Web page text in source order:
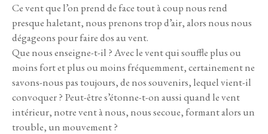
Ce vent que l’on prend de face tout à coup nous rend
presque haletant, nous prenons trop d’air, alors nous nous
dégageons pour faire dos au vent.
Que nous enseigne-t-il ? Avec le vent qui souffle plus ou
moins fort et plus ou moins fréquemment, certainement ne
savons-nous pas toujours, de nos souvenirs, lequel vient-il
convoquer ? Peut-être s’étonne-t-on aussi quand le vent
intérieur, notre vent à nous, nous secoue, formant alors un
trouble, un mouvement ?